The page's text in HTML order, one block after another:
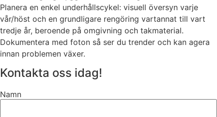
Planera en enkel underhållscykel: visuell översyn varje
vår/höst och en grundligare rengöring vartannat till vart
tredje år, beroende på omgivning och takmaterial.
Dokumentera med foton så ser du trender och kan agera
innan problemen växer.
Kontakta oss idag!
Namn